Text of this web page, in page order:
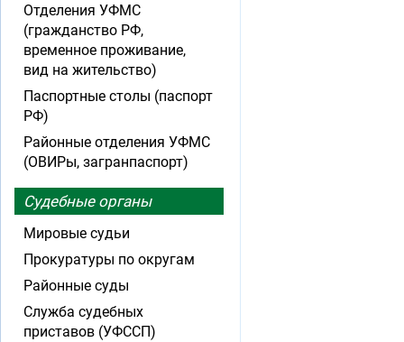
Отделения УФМС
(гражданство РФ,
временное проживание,
вид на жительство)
Паспортные столы (паспорт
РФ)
Районные отделения УФМС
(ОВИРы, загранпаспорт)
Судебные органы
Мировые судьи
Прокуратуры по округам
Районные суды
Служба судебных
приставов (УФССП)